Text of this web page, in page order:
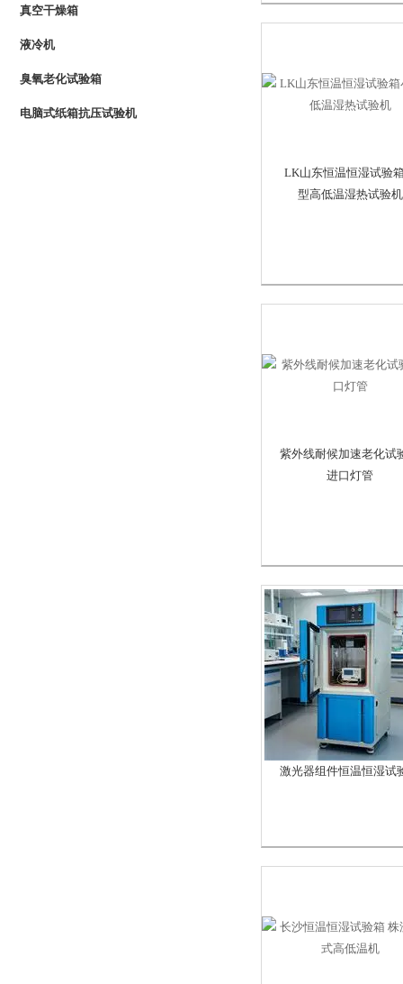
真空干燥箱
液冷机
臭氧老化试验箱
电脑式纸箱抗压试验机
LK山东恒温恒湿试验
型高低温湿热试验机
紫外线耐候加速老化试
进口灯管
激光器组件恒温恒湿试